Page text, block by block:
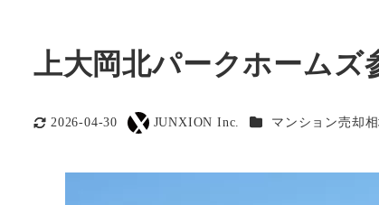
上大岡北パークホームズ
更新日
2026-04-30
著
JUNXION Inc. カテゴリー
マンション売却